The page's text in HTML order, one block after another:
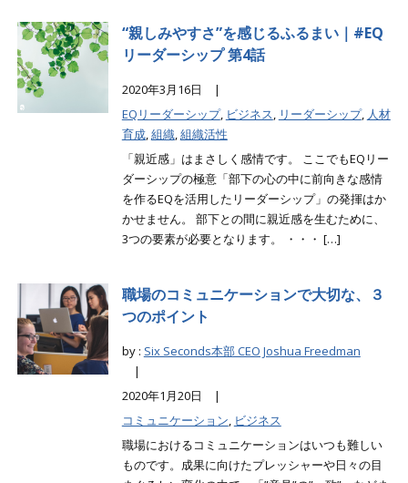
“親しみやすさ”を感じるふるまい｜#EQ
リーダーシップ 第4話
2020年3月16日 |
EQリーダーシップ, ビジネス, リーダーシップ, 人材
育成,組織,組織活性
「親近感」はまさしく感情です。 ここでもEQリー
ダーシップの極意「部下の心の中に前向きな感情
を作るEQを活用したリーダーシップ」の発揮はか
かせません。 部下との間に親近感を生むために、
3つの要素が必要となります。 ・・・ […]
職場のコミュニケーションで大切な、３
つのポイント
by : Six Seconds本部 CEO Joshua Freedman
|
2020年1月20日 |
コミュニケーション, ビジネス
職場におけるコミュニケーションはいつも難しい
ものです。成果に向けたプレッシャーや日々の目